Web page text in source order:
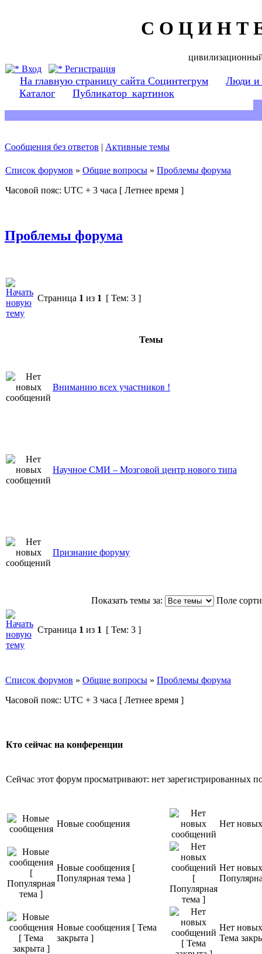
С О Ц И Н Т
Вход
Регистрация
На главную страницу сайта Социнтегрум
Люди и
Каталог
Публикатор_картинок
Сообщения без ответов | Активные темы
Список форумов » Общие вопросы » Проблемы форума
Часовой пояс: UTC + 3 часа [ Летнее время ]
Проблемы форума
Страница 1 из 1 [ Тем: 3 ]
Темы
Вниманию всех участников !
Научное СМИ – Мозговой центр нового типа
Признание форуму
Показать темы за: Поле
Страница 1 из 1 [ Тем: 3 ]
Список форумов » Общие вопросы » Проблемы форума
Часовой пояс: UTC + 3 часа [ Летнее время ]
Кто сейчас на конференции
Сейчас этот форум просматривают: нет зарегистрированных
Новые сообщения Нет
Новые сообщения [
Популярная тема ]
Нет
Новые сообщения [ Тема
закрыта ]
Нет
Тема